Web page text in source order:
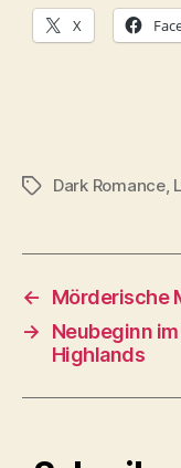
X
Schlagwörter
Dark Romance,
←
Mörderische
→
Neubeginn
Highlands